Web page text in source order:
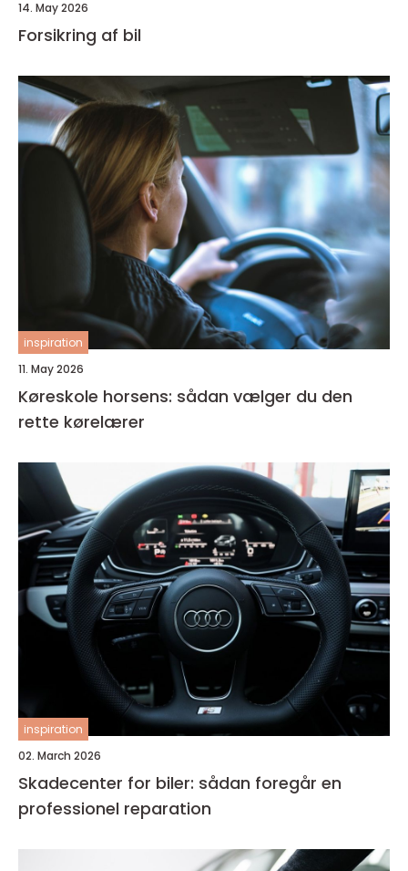
14. May 2026
Forsikring af bil
inspiration
11. May 2026
Køreskole horsens: sådan vælger du den
rette kørelærer
inspiration
02. March 2026
Skadecenter for biler: sådan foregår en
professionel reparation